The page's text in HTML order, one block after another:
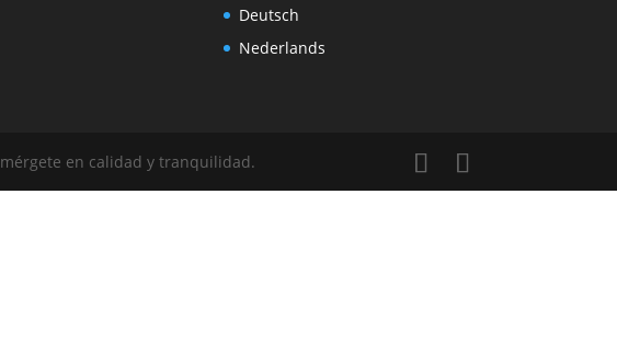
Deutsch
Nederlands
en calidad y tranquilidad.